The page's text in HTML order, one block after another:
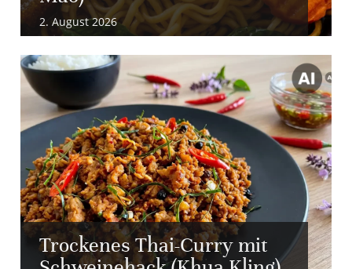
2. August 2026
Trockenes Thai-Curry mit